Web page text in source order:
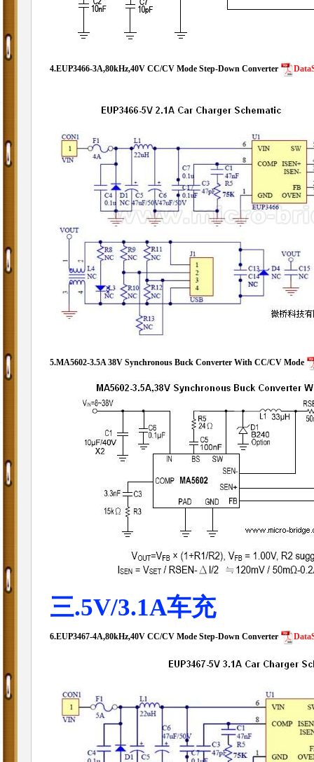
4.EUP3466-3A,80kHz,40V CC/CV Mode Step-Down Converter
5.MA5602-3.5A38V Synchronous Buck Converter With CC/CV Mode
三.5V/3.1A车充
6.EUP3467-4A,80kHz,40V CC/CV Mode Step-Down Converter